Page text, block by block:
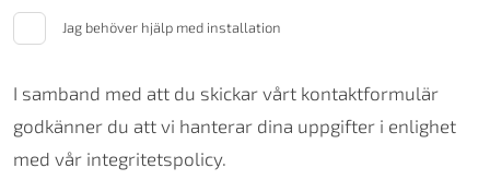
Jag behöver hjälp med installation
I samband med att du skickar vårt kontaktformulär
godkänner du att vi hanterar dina uppgifter i enlighet
med vår integritetspolicy.